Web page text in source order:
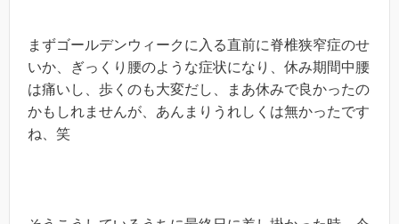
まずゴールデンウィークに入る直前に脊椎狭窄症のせ
いか、ぎっくり腰のような症状になり、休み期間中腰
は痛いし、歩くのも大変だし、まあ休みで良かったの
かもしれませんが、あんまりうれしくは無かったです
ね、笑